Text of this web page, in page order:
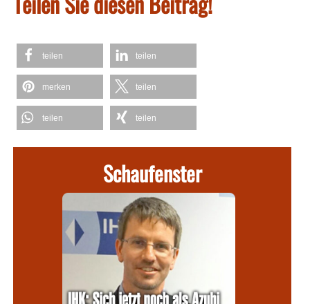
teilen teilen
merken teilen
teilen teilen
Schaufenster